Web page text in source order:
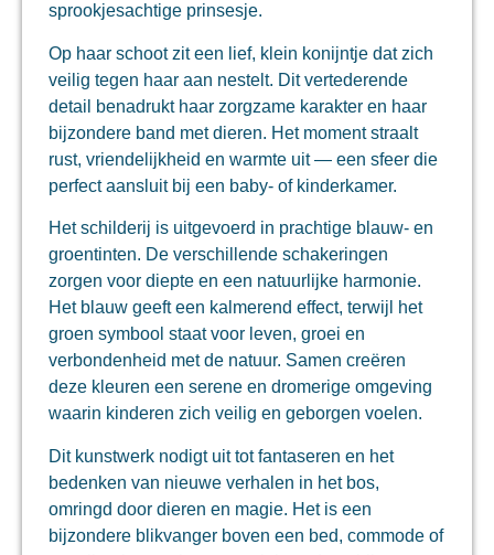
sprookjesachtige prinsesje.
Op haar schoot zit een lief, klein konijntje dat zich
veilig tegen haar aan nestelt. Dit vertederende
detail benadrukt haar zorgzame karakter en haar
bijzondere band met dieren. Het moment straalt
rust, vriendelijkheid en warmte uit — een sfeer die
perfect aansluit bij een baby- of kinderkamer.
Het schilderij is uitgevoerd in prachtige blauw- en
groentinten. De verschillende schakeringen
zorgen voor diepte en een natuurlijke harmonie.
Het blauw geeft een kalmerend effect, terwijl het
groen symbool staat voor leven, groei en
verbondenheid met de natuur. Samen creëren
deze kleuren een serene en dromerige omgeving
waarin kinderen zich veilig en geborgen voelen.
Dit kunstwerk nodigt uit tot fantaseren en het
bedenken van nieuwe verhalen in het bos,
omringd door dieren en magie. Het is een
bijzondere blikvanger boven een bed, commode of